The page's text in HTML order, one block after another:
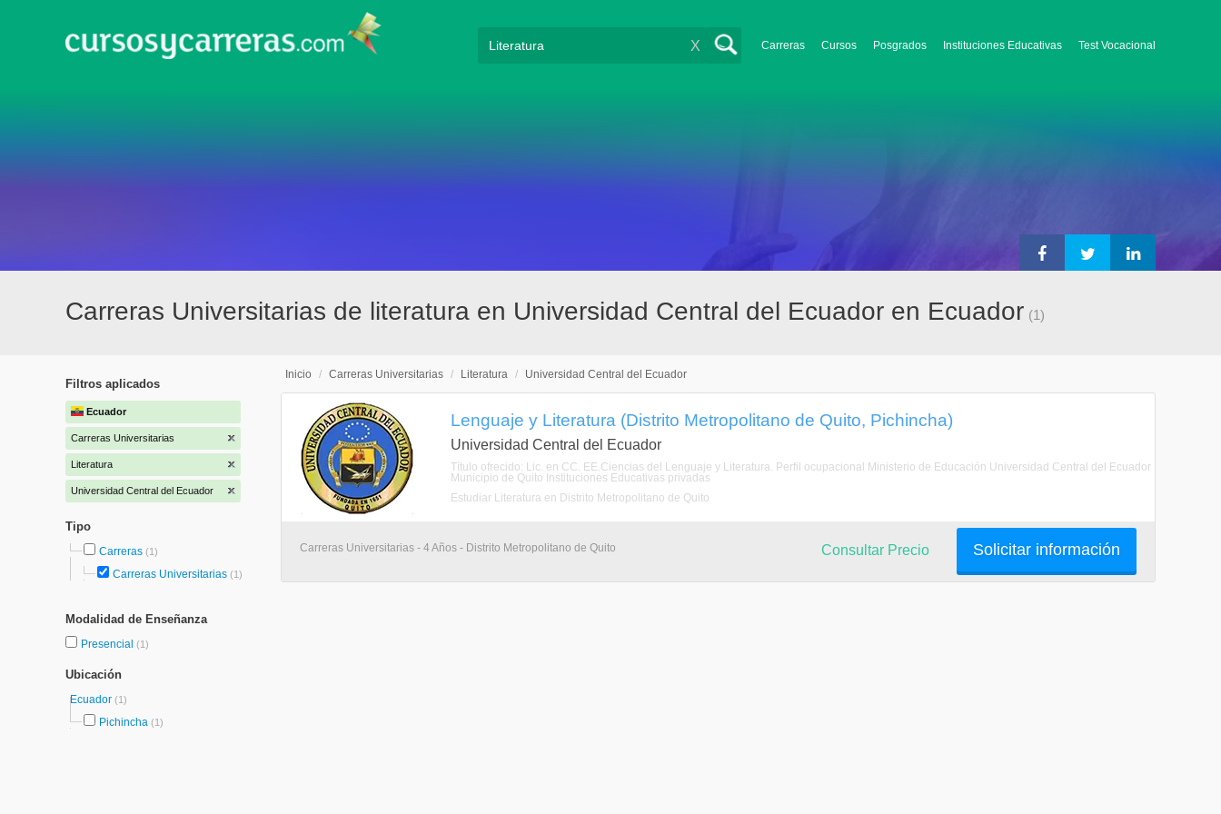
Carreras Cursos Posgrados Instituciones Educativas Test Vocacional
X
Carreras Universitarias de literatura en Universidad Central del Ecuador en Ecuador (1)
Filtros aplicados
Ecuador
Carreras Universitarias
Literatura
Universidad Central del Ecuador
Tipo
Carreras (1)
Carreras Universitarias (1)
Modalidad de Enseñanza
Presencial (1)
Ubicación
Ecuador (1)
Pichincha (1)
Inicio / Carreras Universitarias / Literatura / Universidad Central del Ecuador
Lenguaje y Literatura (Distrito Metropolitano de Quito, Pichincha)
Universidad Central del Ecuador
Título ofrecido: Lic. en CC. EE.Ciencias del Lenguaje y Literatura. Perfil ocupacional Ministerio de Educación Universidad Central del Ecuador
Municipio de Quito Instituciones Educativas privadas
Estudiar Literatura en Distrito Metropolitano de Quito
Carreras Universitarias - 4 Años - Distrito Metropolitano de Quito Solicitar información
Consultar Precio